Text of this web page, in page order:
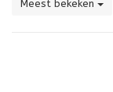
Meest bekeken